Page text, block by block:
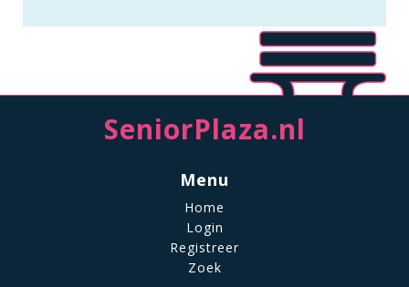
SeniorPlaza.nl
Menu
Home
Login
Registreer
Zoek